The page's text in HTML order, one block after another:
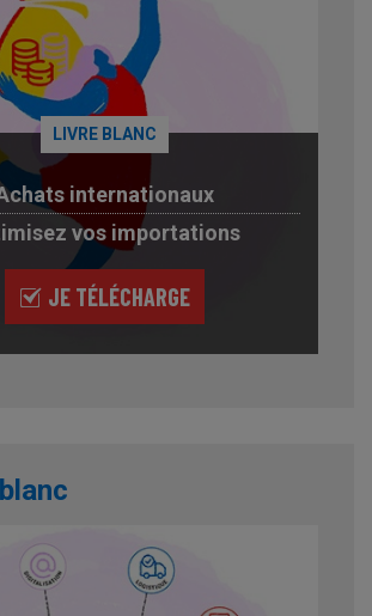
LIVRE BLANC
internationaux
vos importations
JE TÉLÉCHARGE